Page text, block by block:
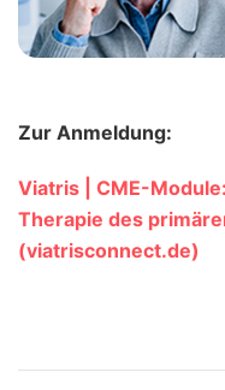
Zur Anmeldung:
Viatris | CME-
Therapie des
(viatrisconnect.de)